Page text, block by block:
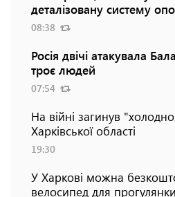
деталізовану систему
08:38
Росія двічі атакувала
троє людей
07:54
На війні загинув
Харківської області
19:30
У Харкові можна
велосипед для прогулянки